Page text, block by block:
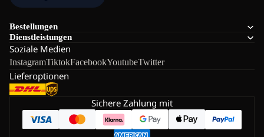
Bestellungen
Dienstleistungen
Soziale Medien
InstagramTiktokFacebookYoutubeTwitter
Lieferoptionen
Sichere Zahlung mit